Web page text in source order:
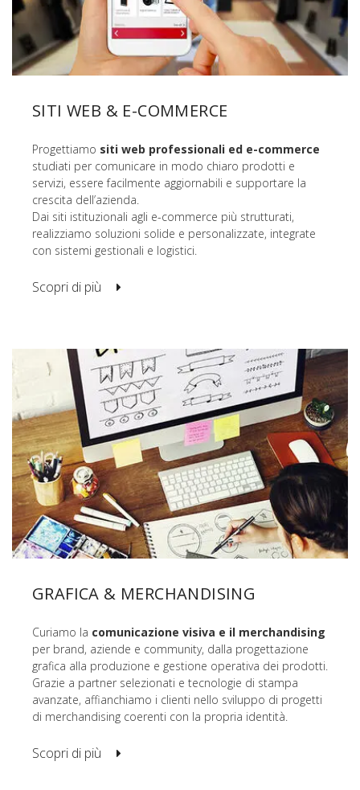
SITI WEB & E-COMMERCE
Progettiamo siti web professionali ed e-commerce
studiati per comunicare in modo chiaro prodotti e
servizi, essere facilmente aggiornabili e supportare la
crescita dell’azienda.
Dai siti istituzionali agli e-commerce più strutturati,
realizziamo soluzioni solide e personalizzate, integrate
con sistemi gestionali e logistici.
Scopri di più
GRAFICA & MERCHANDISING
Curiamo la comunicazione visiva e il merchandising
per brand, aziende e community, dalla progettazione
grafica alla produzione e gestione operativa dei prodotti.
Grazie a partner selezionati e tecnologie di stampa
avanzate, affianchiamo i clienti nello sviluppo di progetti
di merchandising coerenti con la propria identità.
Scopri di più